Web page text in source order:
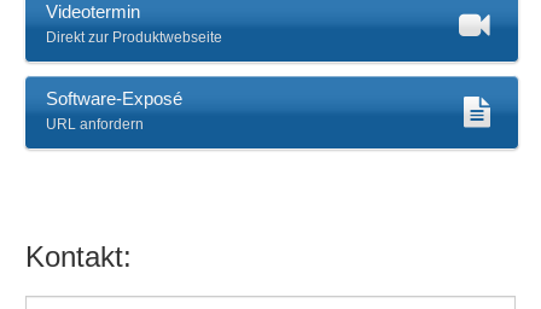
Videotermin
Direkt zur Produktwebseite
Software-Exposé
URL anfordern
Kontakt: